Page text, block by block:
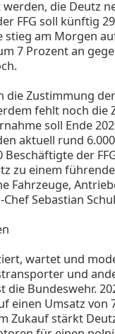
die Deutz
FFG soll künftig
stieg am Morgen
7 Prozent an
die Zustimmung der
fehlt noch die
soll Ende
aktuell rund
der
zu einem
Fahrzeuge,
Sebastian
wartet und
und
die Bundeswehr.
einen Umsatz von
Zukauf stärkt